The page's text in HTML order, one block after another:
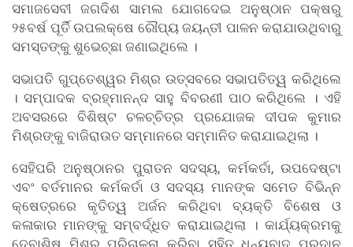
ସମାଜସେବୀ ଜଗଦିଶ ସାମଲ ଯୋଗଦେଇ ଅନୁଷ୍ଠାନ ପକ୍ଷରୁ
୨୫ବର୍ଷ ପୂର୍ତି ଉପଲକ୍ଷେ ରୌପ୍ୟ ଜୟନ୍ତୀ ପାଳନ କରାଯାଉଥିବାରୁ
ସମସ୍ତଙ୍କୁ ଶୁଭେଚ୍ଛା ଜଣାଇଥିଲେ ।
ସଭାପତି ଗୁପ୍ତେଶ୍ୱର ମିଶ୍ର ଉତ୍ସବରେ ସଭାପତିତ୍ୱ କରିଥିଲେ
। ସମ୍ପାଦକ ବ୍ରହ୍ମାନନ୍ଦ ସାହୁ ବିବରଣୀ ପାଠ କରିଥିଲେ । ଏହି
ଅବସରରେ ବିଶିଷ୍ଟ ଚଳଚ୍ଚିତ୍ର ପ୍ରଯୋଜକ ଦୀପକ କୁମାର
ମିଶ୍ରଙ୍କୁ ବାଜିରାଉତ ସମ୍ମାନରେ ସମ୍ମାନିତ କରାଯାଇଥିଲା ।
ସେହିପରି ଅନୁଷ୍ଠାନର ପୁରାତନ ସଦସ୍ୟ, କର୍ମକର୍ତା, ଉପଦେଷ୍ଟା
ଏବଂ ବର୍ତମାନର କର୍ମକର୍ତା ଓ ସଦସ୍ୟ ମାନଙ୍କ ସମେତ ବିଭିନ୍ନ
କ୍ଷେତ୍ରରେ କୃତିତ୍ୱ ଅର୍ଜନ କରିଥିବା ବ୍ୟକ୍ତି ବିଶେଷ ଓ
କଳାକାର ମାନଙ୍କୁ ସମ୍ବର୍ଦ୍ଧିତ କରାଯାଇଥିଲା । କାର୍ଯ୍ୟକ୍ରମକୁ